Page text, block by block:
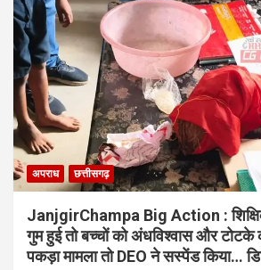
अपराध छत्तीसगढ़
JanjgirChampa Big Action :
गुम हुई तो बच्चों को अंधविश्वास और टोटके
पकड़ा मामला तो DEO ने सस्पेंड किया…